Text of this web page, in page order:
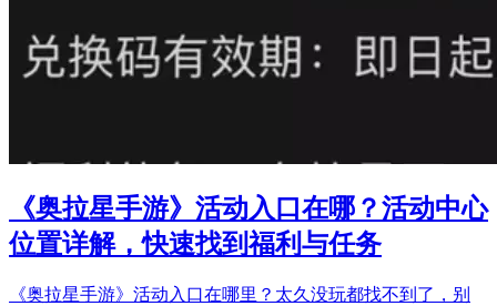
《奥拉星手游》活动入口在哪？活动中心
位置详解，快速找到福利与任务
《奥拉星手游》活动入口在哪里？太久没玩都找不到了，别